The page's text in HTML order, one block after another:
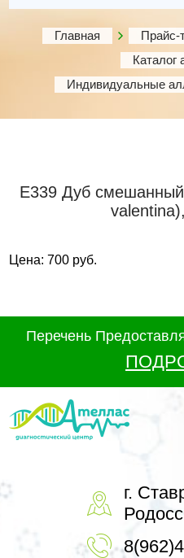
Главная Прайс-
Каталог
Индивидуальные
Е339 Дуб
Цена: 700 руб.
Перечень
г.